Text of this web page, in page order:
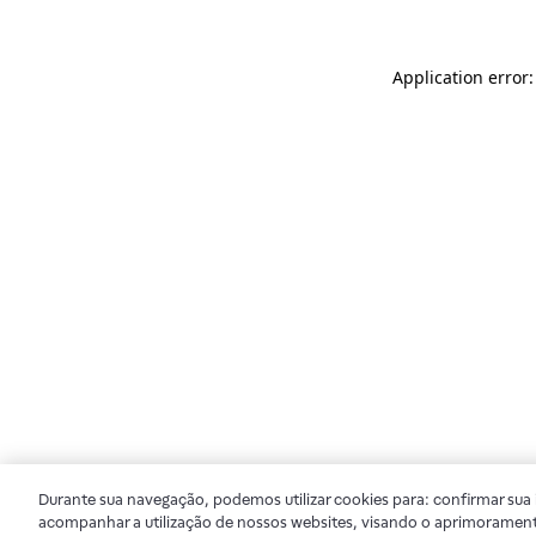
Application
Durante sua navegação, podemos utilizar cookies para: confirmar
acompanhar a utilização de nossos websites, visando o